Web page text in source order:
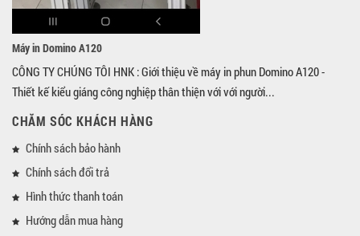
Máy in Domino A120
CÔNG TY CHÚNG TÔI HNK : Giới thiệu về máy in phun Domino A120 -
Thiết kế kiểu giáng công nghiệp thân thiện với với người...
CHĂM SÓC KHÁCH HÀNG
Chính sách bảo hành
Chính sách đổi trả
Hình thức thanh toán
Hướng dẫn mua hàng